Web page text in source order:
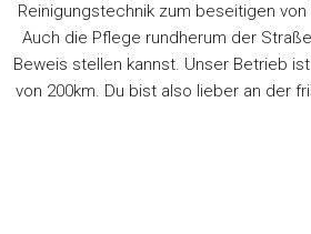
Reinigungstechnik zum beseitigen
Auch die Pflege rundherum der
Beweis stellen kannst. Unser Betrieb
von 200km. Du bist also lieber an der